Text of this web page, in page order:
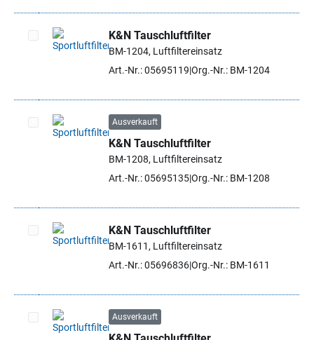
Artikel auswählen
K&N Tauschluftfilter
BM-1204, Luftfiltereinsatz
Art.-Nr.: 05695119 Org.-Nr.: BM-1204
Artikel auswählen
Ausverkauft
K&N Tauschluftfilter
BM-1208, Luftfiltereinsatz
Art.-Nr.: 05695135Org.-Nr.: BM-1208
Artikel auswählen
K&N Tauschluftfilter
BM-1611, Luftfiltereinsatz
Art.-Nr.: 05696836Org.-Nr.: BM-1611
Ausverkauft